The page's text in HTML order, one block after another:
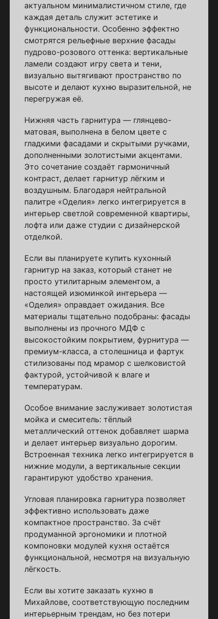
актуальном минималистичном стиле, где
каждая деталь служит эстетике и
функциональности. Особенно эффектно
смотрятся рельефные верхние фасады
пудрово-розового оттенка: вертикальные
ламели создают игру света и тени,
визуально вытягивают пространство по
высоте и делают кухню выразительной, не
перегружая её.
Нижняя часть гарнитура — глянцево-
матовая, выполнена в белом цвете с
гладкими фасадами и скрытыми ручками,
дополненными золотистыми акцентами.
Это сочетание создаёт гармоничный
контраст, делает гарнитур лёгким и
воздушным. Благодаря нейтральной
палитре «Оделия» легко интегрируется в
интерьер светлой современной квартиры,
лофта или даже студии с дизайнерской
отделкой.
Если вы планируете купить кухонный
гарнитур на заказ, который станет не
просто утилитарным элементом, а
настоящей изюминкой интерьера —
«Оделия» оправдает ожидания. Все
материалы тщательно подобраны: фасады
выполнены из прочного МДФ с
высокостойким покрытием, фурнитура —
премиум-класса, а столешница и фартук
стилизованы под мрамор с шелковистой
фактурой, устойчивой к влаге и
температурам.
Особое внимание заслуживает золотистая
мойка и смеситель: тёплый
металлический оттенок добавляет шарма
и делает интерьер визуально дорогим.
Встроенная техника легко интегрируется в
нижние модули, а вертикальные секции
гарантируют удобство хранения.
Угловая планировка гарнитура позволяет
эффективно использовать даже
компактное пространство. За счёт
продуманной эргономики и плотной
компоновки модулей кухня остаётся
функциональной, несмотря на визуальную
лёгкость.
Если вы хотите заказать кухню в
Михайлове, соответствующую последним
интерьерным трендам, но без потери